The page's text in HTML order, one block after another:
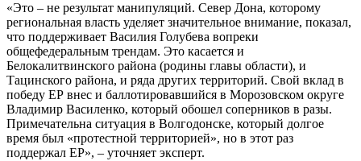
«Это – не результат манипуляций. Север Дона, которому
региональная власть уделяет значительное внимание, показал,
что поддерживает Василия Голубева вопреки
общефедеральным трендам. Это касается и
Белокалитвинского района (родины главы области), и
Тацинского района, и ряда других территорий. Свой вклад в
победу ЕР внес и баллотировавшийся в Морозовском округе
Владимир Василенко, который обошел соперников в разы.
Примечательна ситуация в Волгодонске, который долгое
время был «протестной территорией», но в этот раз
поддержал ЕР», – уточняет эксперт.